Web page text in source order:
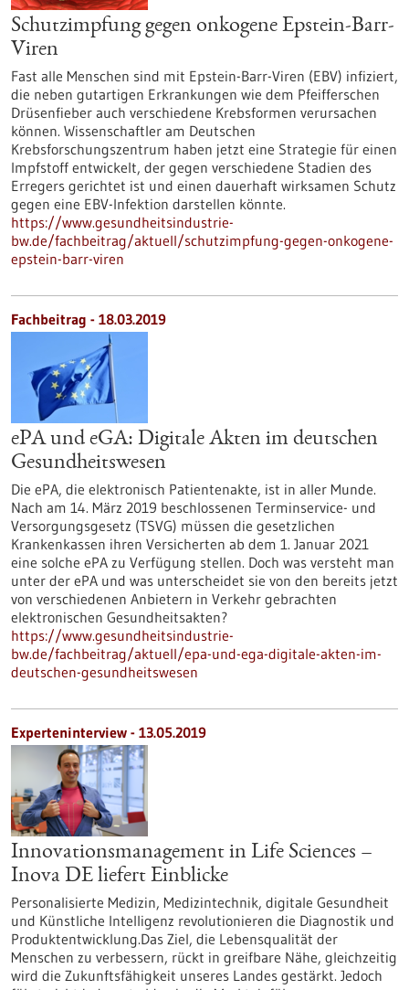
Schutzimpfung gegen onkogene Epstein-Barr-
Viren
Fast alle Menschen sind mit Epstein-Barr-Viren (EBV) infiziert,
die neben gutartigen Erkrankungen wie dem Pfeifferschen
Drüsenfieber auch verschiedene Krebsformen verursachen
können. Wissenschaftler am Deutschen
Krebsforschungszentrum haben jetzt eine Strategie für einen
Impfstoff entwickelt, der gegen verschiedene Stadien des
Erregers gerichtet ist und einen dauerhaft wirksamen Schutz
gegen eine EBV-Infektion darstellen könnte.
https://www.gesundheitsindustrie-
bw.de/fachbeitrag/aktuell/schutzimpfung-gegen-onkogene-
epstein-barr-viren
Fachbeitrag - 18.03.2019
ePA und eGA: Digitale Akten im deutschen
Gesundheitswesen
Die ePA, die elektronisch Patientenakte, ist in aller Munde.
Nach am 14. März 2019 beschlossenen Terminservice- und
Versorgungsgesetz (TSVG) müssen die gesetzlichen
Krankenkassen ihren Versicherten ab dem 1. Januar 2021
eine solche ePA zu Verfügung stellen. Doch was versteht man
unter der ePA und was unterscheidet sie von den bereits jetzt
von verschiedenen Anbietern in Verkehr gebrachten
elektronischen Gesundheitsakten?
https://www.gesundheitsindustrie-
bw.de/fachbeitrag/aktuell/epa-und-ega-digitale-akten-im-
deutschen-gesundheitswesen
Experteninterview - 13.05.2019
Innovationsmanagement in Life Sciences –
Inova DE liefert Einblicke
Personalisierte Medizin, Medizintechnik, digitale Gesundheit
und Künstliche Intelligenz revolutionieren die Diagnostik und
Produktentwicklung.Das Ziel, die Lebensqualität der
Menschen zu verbessern, rückt in greifbare Nähe, gleichzeitig
wird die Zukunftsfähigkeit unseres Landes gestärkt. Jedoch